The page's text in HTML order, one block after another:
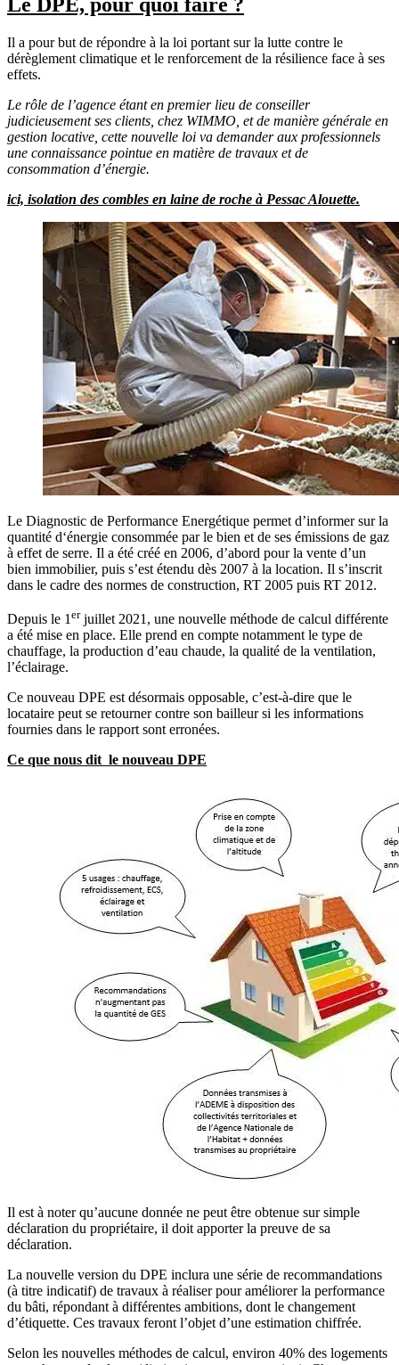
Il a pour but de répondre à la loi portant sur la lutte contre le
dérèglement climatique et le renforcement de la résilience face à ses
effets.
Le rôle de l’agence étant en premier lieu de conseiller
judicieusement ses clients, chez WIMMO, et de manière générale en
gestion locative, cette nouvelle loi va demander aux professionnels
une connaissance pointue en matière de travaux et de
consommation d’énergie.
ici, isolation des combles en laine de roche à Pessac Alouette.
Le Diagnostic de Performance Energétique permet d’informer sur la
quantité d‘énergie consommée par le bien et de ses émissions de gaz
à effet de serre. Il a été créé en 2006, d’abord pour la vente d’un
bien immobilier, puis s’est étendu dès 2007 à la location. Il s’inscrit
dans le cadre des normes de construction, RT 2005 puis RT 2012.
Depuis le 1 erjuillet 2021, une nouvelle méthode de calcul différente
a été mise en place. Elle prend en compte notamment le type de
chauffage, la production d’eau chaude, la qualité de la ventilation,
l’éclairage.
Ce nouveau DPE est désormais opposable, c’est-à-dire que le
locataire peut se retourner contre son bailleur si les informations
fournies dans le rapport sont erronées.
Ce que nous dit le nouveau DPE
Il est à noter qu’aucune donnée ne peut être obtenue sur simple
déclaration du propriétaire, il doit apporter la preuve de sa
déclaration.
La nouvelle version du DPE inclura une série de recommandations
(à titre indicatif) de travaux à réaliser pour améliorer la performance
du bâti, répondant à différentes ambitions, dont le changement
d’étiquette. Ces travaux feront l’objet d’une estimation chiffrée.
Selon les nouvelles méthodes de calcul, environ 40% des logements